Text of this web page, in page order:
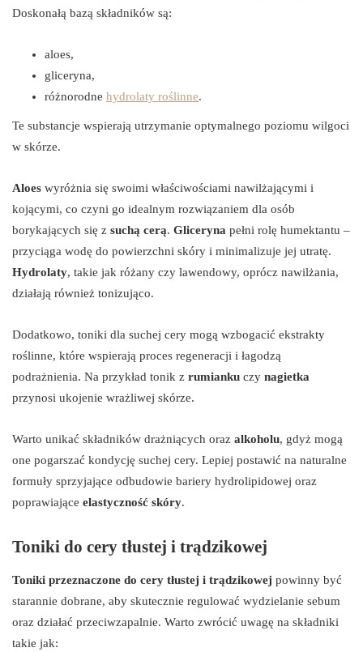
Doskonałą bazą składników są:
aloes,
gliceryna,
różnorodne hydrolaty roślinne.
Te substancje wspierają utrzymanie optymalnego poziomu wilgoci
w skórze.
Aloes wyróżnia się swoimi właściwościami nawilżającymi i
kojącymi, co czyni go idealnym rozwiązaniem dla osób
borykających się z suchą cerą. Gliceryna pełni rolę humektantu –
przyciąga wodę do powierzchni skóry i minimalizuje jej utratę.
Hydrolaty, takie jak różany czy lawendowy, oprócz nawilżania,
działają również tonizująco.
Dodatkowo, toniki dla suchej cery mogą wzbogacić ekstrakty
roślinne, które wspierają proces regeneracji i łagodzą
podrażnienia. Na przykład tonik z rumianku czy nagietka
przynosi ukojenie wrażliwej skórze.
Warto unikać składników drażniących oraz alkoholu, gdyż mogą
one pogarszać kondycję suchej cery. Lepiej postawić na naturalne
formuły sprzyjające odbudowie bariery hydrolipidowej oraz
poprawiające elastyczność skóry.
Toniki do cery tłustej i trądzikowej
Toniki przeznaczone do cery tłustej i trądzikowej powinny być
starannie dobrane, aby skutecznie regulować wydzielanie sebum
oraz działać przeciwzapalnie. Warto zwrócić uwagę na składniki
takie jak: